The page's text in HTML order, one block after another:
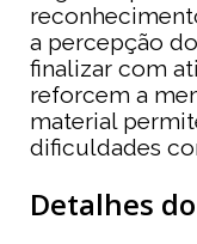
a percepção
finalizar com
reforcem a
material
dificuldades
Detalhes